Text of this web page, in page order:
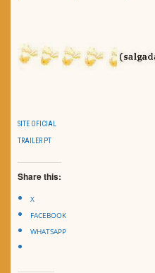
SITE OFICIAL
TRAILER PT
Share this:
X
FACEBOOK
WHATSAPP